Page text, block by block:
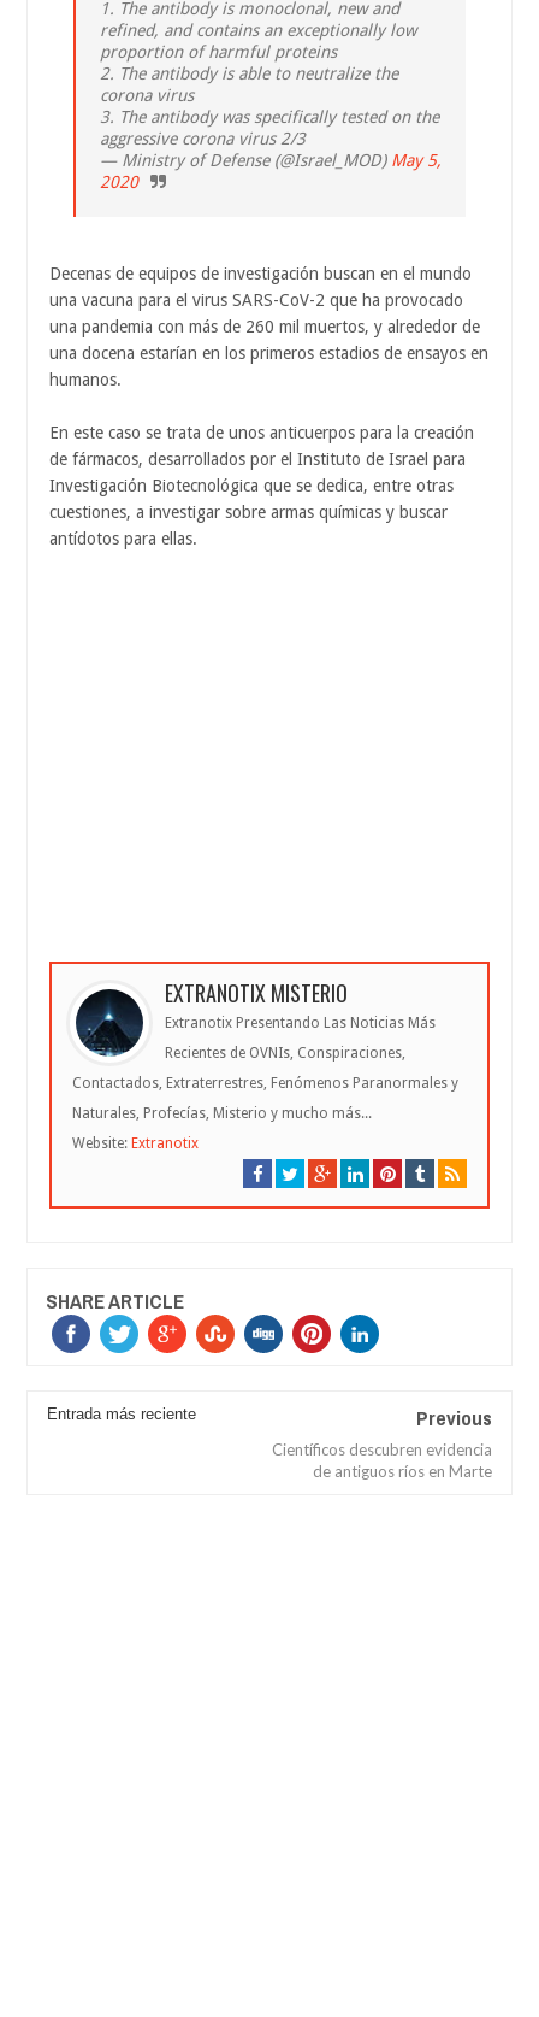
1. The antibody is monoclonal, new and
refined, and contains an exceptionally low
proportion of harmful proteins
2. The antibody is able to neutralize the
corona virus
3. The antibody was specifically tested on the
aggressive corona virus 2/3
— Ministry of Defense (@Israel_MOD) May 5,
2020
Decenas de equipos de investigación buscan en el mundo
una vacuna para el virus SARS-CoV-2 que ha provocado
una pandemia con más de 260 mil muertos, y alrededor de
una docena estarían en los primeros estadios de ensayos en
humanos.
En este caso se trata de unos anticuerpos para la creación
de fármacos, desarrollados por el Instituto de Israel para
Investigación Biotecnológica que se dedica, entre otras
cuestiones, a investigar sobre armas químicas y buscar
antídotos para ellas.
EXTRANOTIX MISTERIO
Extranotix Presentando Las Noticias Más
Recientes de OVNIs, Conspiraciones,
Contactados, Extraterrestres, Fenómenos Paranormales y
Naturales, Profecías, Misterio y mucho más...
Website: Extranotix
SHARE ARTICLE
Entrada más reciente Previous
Científicos descubren evidencia
de antiguos ríos en Marte